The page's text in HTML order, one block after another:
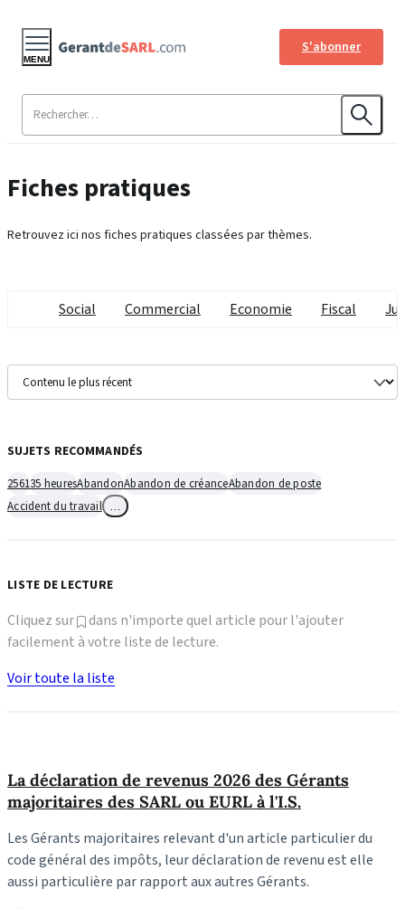
S'abonner
MENU
Fiches pratiques
Retrouvez ici nos fiches pratiques classées par thèmes.
Social Commercial Economie Fiscal
La déclaration de revenus 2026 des Gérants
majoritaires des SARL ou EURL à l'I.S.
Les Gérants majoritaires relevant d'un article particulier du
code général des impôts, leur déclaration de revenu est elle
aussi particulière par rapport aux autres Gérants.
SUJETS RECOMMANDÉS
256135 heuresAbandonAbandon de créanceAbandon de poste
Accident du travail
LISTE DE LECTURE
Cliquez sur
dans n'importe quel article pour l'ajouter
facilement à votre liste de lecture.
Voir toute la liste